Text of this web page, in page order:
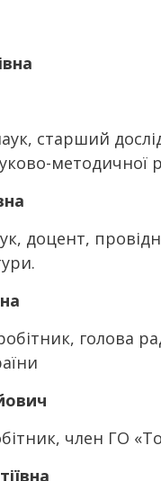
старший
методичної
доцент,
голова
член ГО